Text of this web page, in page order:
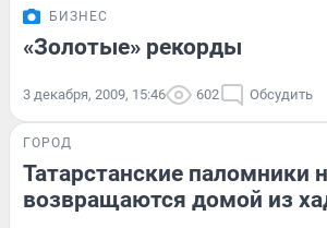
БИЗНЕС
«Золотые» рекорды
3 декабря, 2009, 15:46 602 Обсудить
ГОРОД
Татарстанские паломники
возвращаются домой из